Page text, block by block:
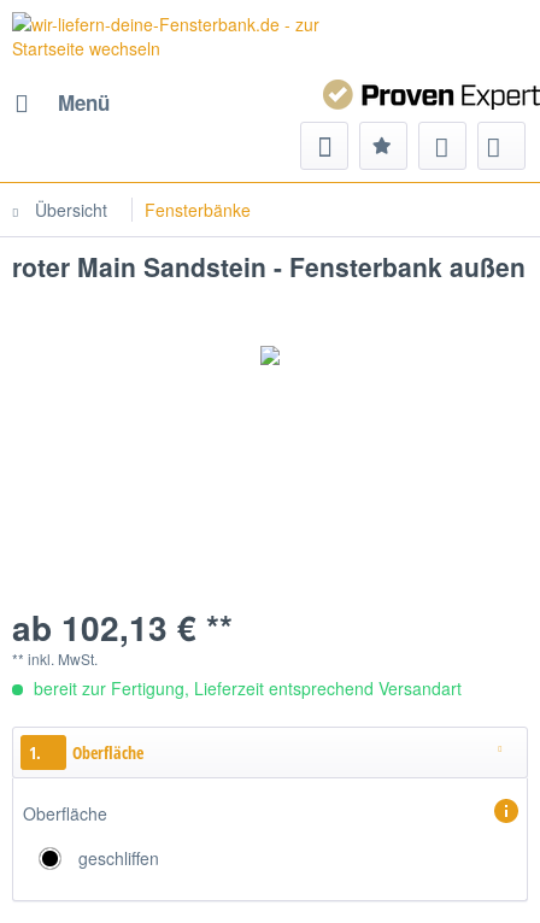
Menü
Übersicht Fensterbänke
roter Main Sandstein - Fensterbank außen
ab 102,13 € **
** inkl. MwSt.
bereit zur Fertigung, Lieferzeit entsprechend Versandart
1. Oberfläche
Oberfläche
geschliffen